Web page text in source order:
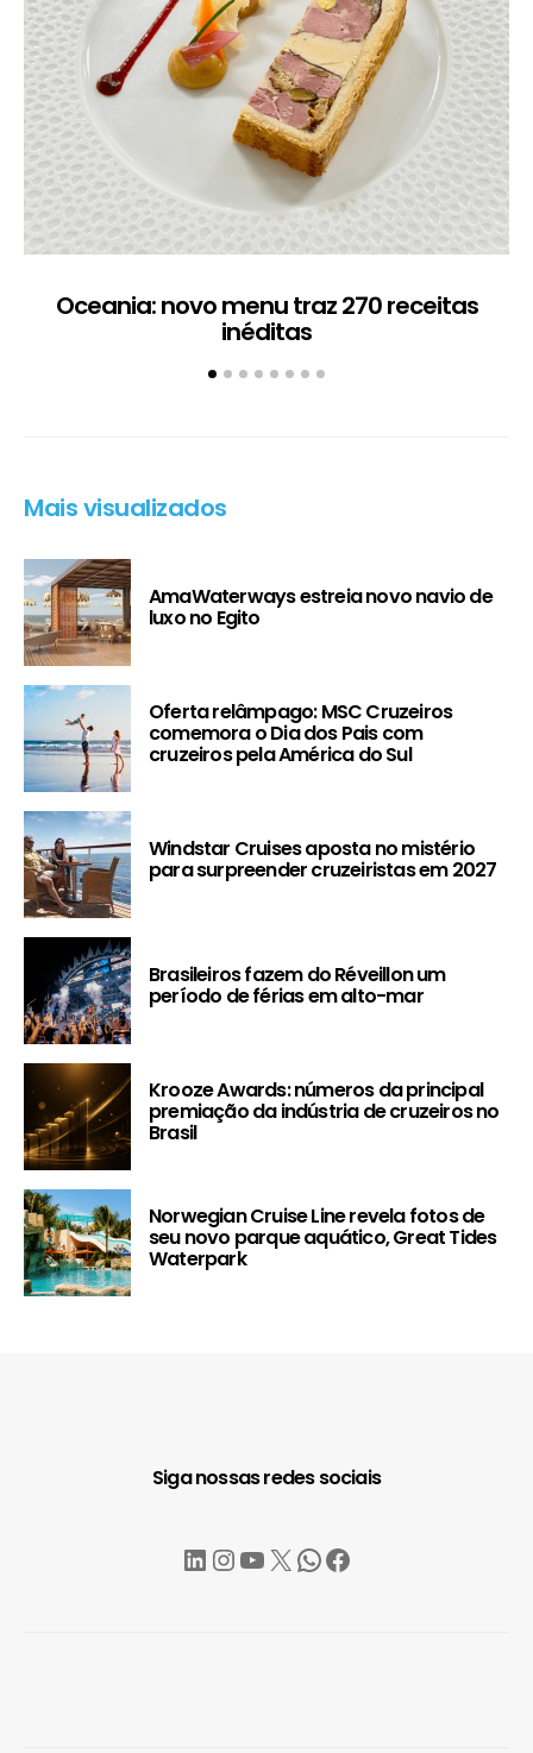
Oceania: novo menu traz 270 receitas
inéditas
Mais visualizados
AmaWaterways estreia novo navio de
luxo no Egito
Oferta relâmpago: MSC Cruzeiros
comemora o Dia dos Pais com
cruzeiros pela América do Sul
Windstar Cruises aposta no mistério
para surpreender cruzeiristas em 2027
Brasileiros fazem do Réveillon um
período de férias em alto-mar
Krooze Awards: números da principal
premiação da indústria de cruzeiros no
Brasil
Norwegian Cruise Line revela fotos de
seu novo parque aquático, Great Tides
Waterpark
Siga nossas redes sociais
LinkedIn
Instagram
YouTube
X WhatsApp
Facebook